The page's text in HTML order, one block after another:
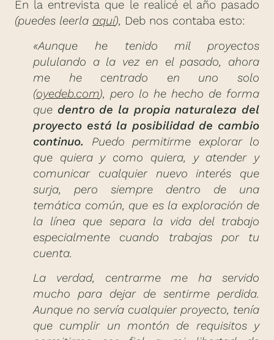
En la entrevista que le realicé el año pasado
(puedes leerla aquí), Deb nos contaba esto:
«Aunque he tenido mil proyectos
pululando a la vez en el pasado, ahora
me he centrado en uno solo
(oyedeb.com), pero lo he hecho de forma
que dentro de la propia naturaleza del
proyecto está la posibilidad de cambio
continuo. Puedo permitirme explorar lo
que quiera y como quiera, y atender y
comunicar cualquier nuevo interés que
surja, pero siempre dentro de una
temática común, que es la exploración de
la línea que separa la vida del trabajo
especialmente cuando trabajas por tu
cuenta.
La verdad, centrarme me ha servido
mucho para dejar de sentirme perdida.
Aunque no servía cualquier proyecto, tenía
que cumplir un montón de requisitos y